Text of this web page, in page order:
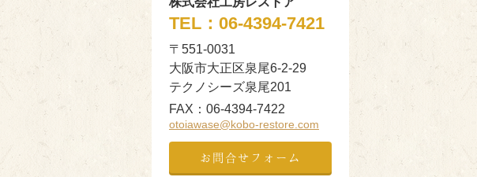
TEL： 06-4394-7421
〒551-0031
大阪市大正区泉尾6-2-29
テクノシーズ泉尾201
FAX： 06-4394-7422
otoiawase@kobo-restore.com
お問合せフォーム